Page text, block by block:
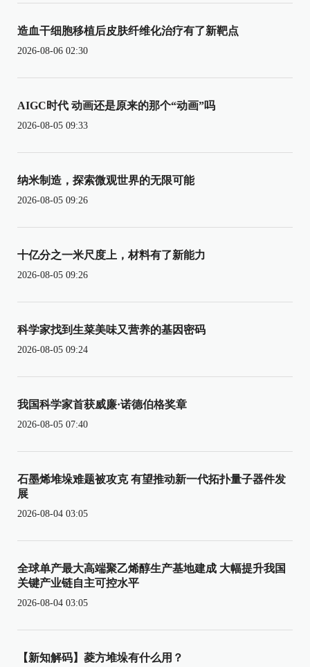
造血干细胞移植后皮肤纤维化治疗有了新靶点
2026-08-06 02:30
AIGC时代 动画还是原来的那个“动画”吗
2026-08-05 09:33
纳米制造，探索微观世界的无限可能
2026-08-05 09:26
十亿分之一米尺度上，材料有了新能力
2026-08-05 09:26
科学家找到生菜美味又营养的基因密码
2026-08-05 09:24
我国科学家首获威廉·诺德伯格奖章
2026-08-05 07:40
石墨烯堆垛难题被攻克 有望推动新一代拓扑量子器件发
展
2026-08-04 03:05
全球单产最大高端聚乙烯醇生产基地建成 大幅提升我国
关键产业链自主可控水平
2026-08-04 03:05
【新知解码】菱方堆垛有什么用？